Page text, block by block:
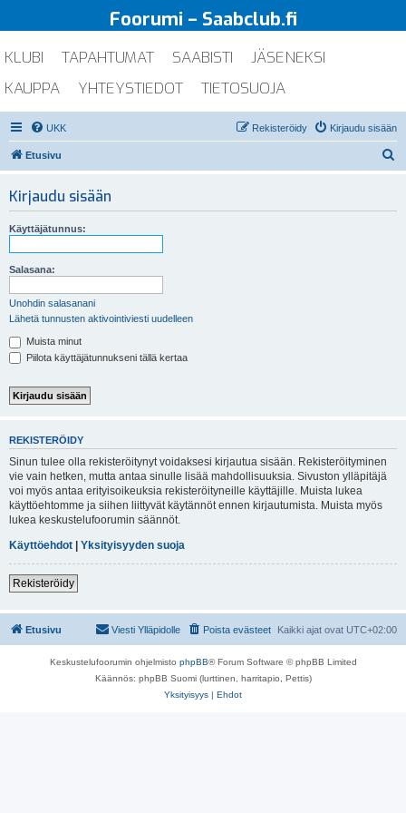
Foorumi – Saabclub.fi
KLUBI TAPAHTUMAT SAABISTI
JÄSENEKSI
KAUPPA
YHTEYSTIEDOT TIETOSUOJA
UKK Kirjaudu sisään
Rekisteröidy
Etusivu
Kirjaudu sisään
Käyttäjätunnus:
Salasana:
Unohdin salasanani
Lähetä tunnusten aktivointiviesti uudelleen
Muista minut
Piilota käyttäjätunnukseni tällä kertaa
REKISTERÖIDY
Sinun tulee olla rekisteröitynyt voidaksesi kirjautua sisään. Rekisteröityminen
vie vain hetken, mutta antaa sinulle lisää mahdollisuuksia. Sivuston ylläpitäjä
voi myös antaa erityisoikeuksia rekisteröityneille käyttäjille. Muista lukea
käyttöehtomme ja siihen liittyvät käytännöt ennen kirjautumista. Muista myös
lukea keskustelufoorumin säännöt.
Käyttöehdot | Yksityisyyden suoja
Rekisteröidy
Etusivu Kaikki ajat ovat UTC+02:00
Poista evästeet
Viesti Ylläpidolle
Keskustelufoorumin ohjelmisto phpBB® Forum Software © phpBB Limited
Käännös: phpBB Suomi (lurttinen, harritapio, Pettis)
Yksityisyys | Ehdot